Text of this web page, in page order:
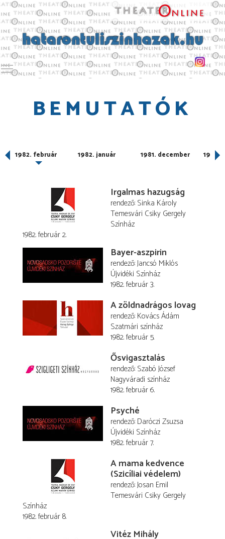
Toggle main menu visibility
BEMUTATÓK
1982. február 1982. január 1981. december 1981.
Irgalmas hazugság
rendező Sinka Károly
Temesvári Csiky Gergely
Színház
1982. február 2.
Bayer-aszpirin
rendező Jancsó Miklós
Újvidéki Színház
1982. február 3.
A zöldnadrágos lovag
rendező Kovács Ádám
Szatmári színház
1982. február 5.
Ősvigasztalás
rendező Szabó József
Nagyváradi színház
1982. február 6.
Psyché
rendező Daróczi Zsuzsa
Újvidéki Színház
1982. február 7.
A mama kedvence
(Szicíliai védelem)
rendező Josan Emil
Temesvári Csiky Gergely
Színház
1982. február 8.
Vitéz Mihály